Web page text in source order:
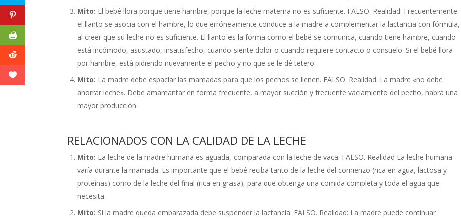
Mito: El bebé llora porque tiene hambre, porque la leche materna no es suficiente. FALSO. Realidad: Frecuentemente
el llanto se asocia con el hambre, lo que erróneamente conduce a la madre a complementar la lactancia con fórmula,
al creer que su leche no es suficiente. El llanto es la forma como el bebé se comunica, cuando tiene hambre, cuando
está incómodo, asustado, insatisfecho, cuando siente dolor o cuando requiere contacto o consuelo. Si el bebé llora
por hambre, está pidiendo nuevamente el pecho y no que se le dé tetero.
Mito: La madre debe espaciar las mamadas para que los pechos se llenen. FALSO. Realidad: La madre «no debe
ahorrar leche». Debe amamantar en forma frecuente, a mayor succión y frecuente vaciamiento del pecho, habrá una
mayor producción.
RELACIONADOS CON LA CALIDAD DE LA LECHE
Mito: La leche de la madre humana es aguada, comparada con la leche de vaca. FALSO. Realidad La leche humana
varía durante la mamada. Es importante que el bebé reciba tanto de la leche del comienzo (rica en agua, lactosa y
proteínas) como de la leche del final (rica en grasa), para que obtenga una comida completa y toda el agua que
necesita.
Mito: Si la madre queda embarazada debe suspender la lactancia. FALSO. Realidad: La madre puede continuar